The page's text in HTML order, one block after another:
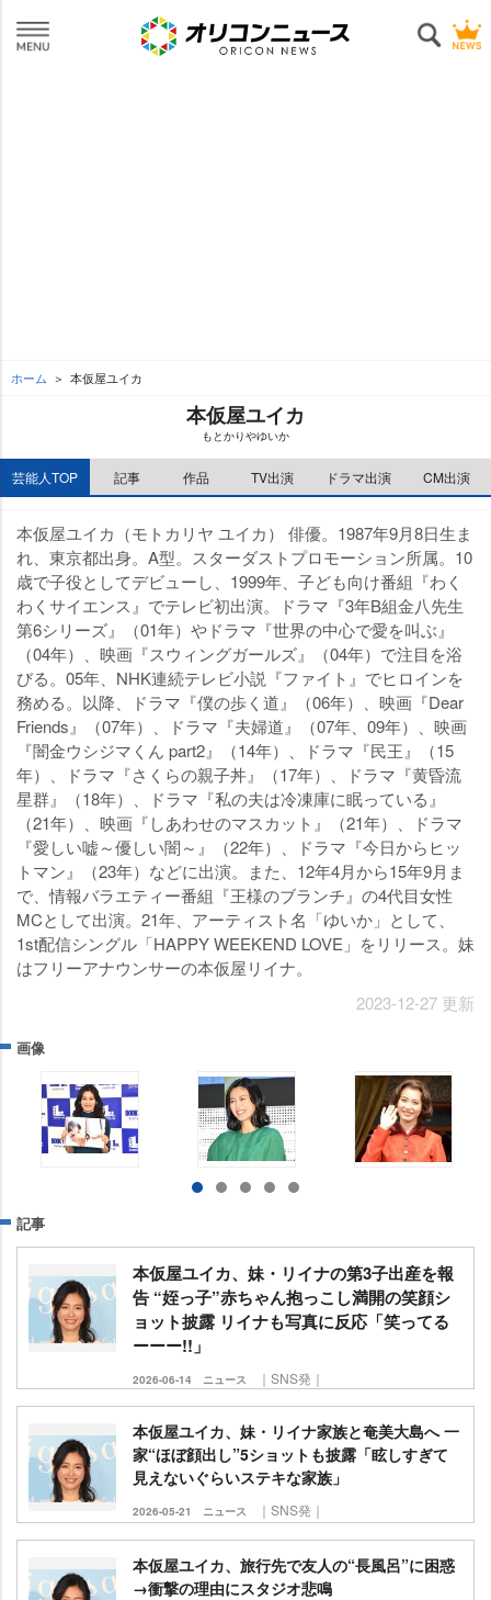
ホーム 本仮屋ユイカ
本仮屋ユイカ
もとかりやゆいか
芸能人TOP 記事 作品 TV出演 ドラマ出演 CM出演
本仮屋ユイカ（モトカリヤ ユイカ） 俳優。1987年9月8日生ま
れ、東京都出身。A型。スターダストプロモーション所属。10
歳で子役としてデビューし、1999年、子ども向け番組『わく
わくサイエンス』でテレビ初出演。ドラマ『3年B組金八先生
第6シリーズ』（01年）やドラマ『世界の中心で愛を叫ぶ』
（04年）、映画『スウィングガールズ』（04年）で注目を浴
びる。05年、NHK連続テレビ小説『ファイト』でヒロインを
務める。以降、ドラマ『僕の歩く道』（06年）、映画『Dear
Friends』（07年）、ドラマ『夫婦道』（07年、09年）、映画
『闇金ウシジマくん part2』（14年）、ドラマ『民王』（15
年）、ドラマ『さくらの親子丼』（17年）、ドラマ『黄昏流
星群』（18年）、ドラマ『私の夫は冷凍庫に眠っている』
（21年）、映画『しあわせのマスカット』（21年）、ドラマ
『愛しい嘘～優しい闇～』（22年）、ドラマ『今日からヒッ
トマン』（23年）などに出演。また、12年4月から15年9月ま
で、情報バラエティー番組『王様のブランチ』の4代目女性
MCとして出演。21年、アーティスト名「ゆいか」として、
1st配信シングル「HAPPY WEEKEND LOVE」をリリース。妹
はフリーアナウンサーの本仮屋リイナ。
2023-12-27 更新
画像
記事
本仮屋ユイカ、妹・リイナの第3子出産を報
告 “姪っ子”赤ちゃん抱っこし満開の笑顔シ
ョット披露 リイナも写真に反応「笑ってる
ーーー!!」
2026-06-14 ニュース ｜SNS発｜
本仮屋ユイカ、妹・リイナ家族と奄美大島へ 一
家“ほぼ顔出し”5ショットも披露「眩しすぎて
見えないぐらいステキな家族」
2026-05-21 ニュース ｜SNS発｜
本仮屋ユイカ、旅行先で友人の“長風呂”に困惑
→衝撃の理由にスタジオ悲鳴